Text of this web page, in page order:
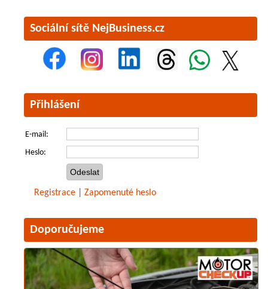
Sociální sítě NejBusiness.cz
Přihlášení
E-mail:
Heslo:
Registrace Zapomenuté heslo
Doporučujeme